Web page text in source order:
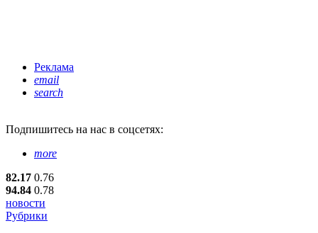
Реклама
email
search
Подпишитесь на нас в соцсетях:
more
82.17 0.76
94.84 0.78
новости
Рубрики